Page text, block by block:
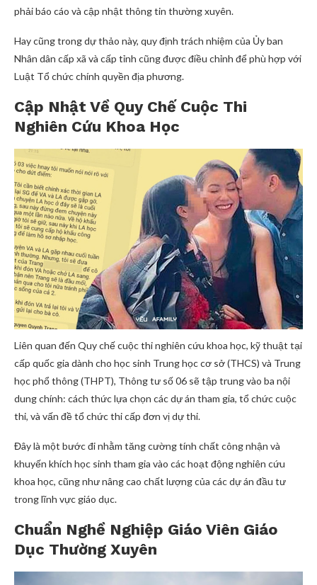
phải báo cáo và cập nhật thông tin thường xuyên.
Hay cũng trong dự thảo này, quy định trách nhiệm của Ủy ban
Nhân dân cấp xã và cấp tỉnh cũng được điều chỉnh để phù hợp với
Luật Tổ chức chính quyền địa phương.
Cập Nhật Về Quy Chế Cuộc Thi
Nghiên Cứu Khoa Học
Liên quan đến Quy chế cuộc thi nghiên cứu khoa học, kỹ thuật tại
cấp quốc gia dành cho học sinh Trung học cơ sở (THCS) và Trung
học phổ thông (THPT), Thông tư số 06 sẽ tập trung vào ba nội
dung chính: cách thức lựa chọn các dự án tham gia, tổ chức cuộc
thi, và vấn đề tổ chức thi cấp đơn vị dự thi.
Đây là một bước đi nhằm tăng cường tính chất công nhận và
khuyến khích học sinh tham gia vào các hoạt động nghiên cứu
khoa học, cũng như nâng cao chất lượng của các dự án đầu tư
trong lĩnh vực giáo dục.
Chuẩn Nghề Nghiệp Giáo Viên Giáo
Dục Thường Xuyên